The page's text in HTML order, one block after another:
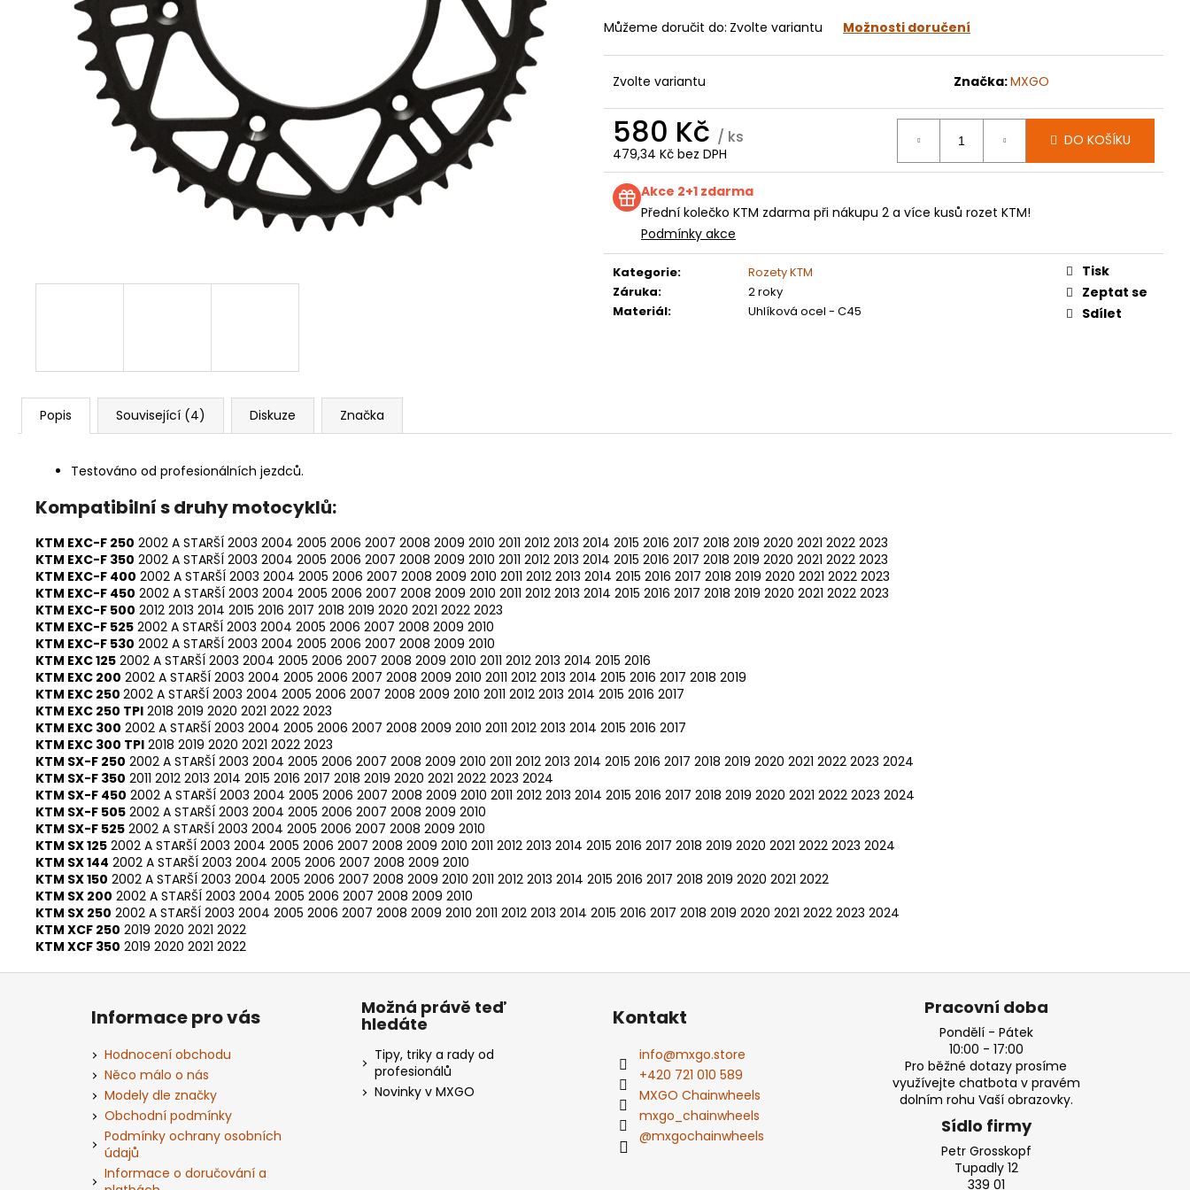
Můžeme doručit do: Zvolte variantu Možnosti doručení
Zvolte variantu Značka:MXGO
580 Kč / ks
479,34 Kč bez DPH
Měrná
cena:
DO KOŠÍKU
Akce 2+1 zdarma
Přední kolečko KTM zdarma při nákupu 2 a více kusů rozet KTM!
Podmínky akce
Kategorie:
Rozety KTM
Záruka:
2 roky
Materiál: Uhlíková ocel - C45
Tisk
Zeptat se
Sdílet
Popis Související (4) Diskuze Značka
Testováno od profesionálních jezdců.
Kompatibilní s druhy motocyklů:
KTM EXC-F 250 2002 A STARŠÍ 2003 2004 2005 2006 2007 2008 2009 2010 2011 2012 2013 2014 2015 2016 2017 2018 2019 2020 2021 2022 2023
KTM EXC-F 350 2002 A STARŠÍ 2003 2004 2005 2006 2007 2008 2009 2010 2011 2012 2013 2014 2015 2016 2017 2018 2019 2020 2021 2022 2023
KTM EXC-F 400 2002 A STARŠÍ 2003 2004 2005 2006 2007 2008 2009 2010 2011 2012 2013 2014 2015 2016 2017 2018 2019 2020 2021 2022 2023
KTM EXC-F 450 2002 A STARŠÍ 2003 2004 2005 2006 2007 2008 2009 2010 2011 2012 2013 2014 2015 2016 2017 2018 2019 2020 2021 2022 2023
KTM EXC-F 500 2012 2013 2014 2015 2016 2017 2018 2019 2020 2021 2022 2023
KTM EXC-F 525 2002 A STARŠÍ 2003 2004 2005 2006 2007 2008 2009 2010
KTM EXC-F 530 2002 A STARŠÍ 2003 2004 2005 2006 2007 2008 2009 2010
KTM EXC 125 2002 A STARŠÍ 2003 2004 2005 2006 2007 2008 2009 2010 2011 2012 2013 2014 2015 2016
KTM EXC 200 2002 A STARŠÍ 2003 2004 2005 2006 2007 2008 2009 2010 2011 2012 2013 2014 2015 2016 2017 2018 2019
KTM EXC 250 2002 A STARŠÍ 2003 2004 2005 2006 2007 2008 2009 2010 2011 2012 2013 2014 2015 2016 2017
KTM EXC 250 TPI 2018 2019 2020 2021 2022 2023
KTM EXC 300 2002 A STARŠÍ 2003 2004 2005 2006 2007 2008 2009 2010 2011 2012 2013 2014 2015 2016 2017
KTM EXC 300 TPI 2018 2019 2020 2021 2022 2023
KTM SX-F 250 2002 A STARŠÍ 2003 2004 2005 2006 2007 2008 2009 2010 2011 2012 2013 2014 2015 2016 2017 2018 2019 2020 2021 2022 2023 2024
KTM SX-F 350 2011 2012 2013 2014 2015 2016 2017 2018 2019 2020 2021 2022 2023 2024
KTM SX-F 450 2002 A STARŠÍ 2003 2004 2005 2006 2007 2008 2009 2010 2011 2012 2013 2014 2015 2016 2017 2018 2019 2020 2021 2022 2023 2024
KTM SX-F 505 2002 A STARŠÍ 2003 2004 2005 2006 2007 2008 2009 2010
KTM SX-F 525 2002 A STARŠÍ 2003 2004 2005 2006 2007 2008 2009 2010
KTM SX 125 2002 A STARŠÍ 2003 2004 2005 2006 2007 2008 2009 2010 2011 2012 2013 2014 2015 2016 2017 2018 2019 2020 2021 2022 2023 2024
KTM SX 144 2002 A STARŠÍ 2003 2004 2005 2006 2007 2008 2009 2010
KTM SX 150 2002 A STARŠÍ 2003 2004 2005 2006 2007 2008 2009 2010 2011 2012 2013 2014 2015 2016 2017 2018 2019 2020 2021 2022
KTM SX 200 2002 A STARŠÍ 2003 2004 2005 2006 2007 2008 2009 2010
KTM SX 250 2002 A STARŠÍ 2003 2004 2005 2006 2007 2008 2009 2010 2011 2012 2013 2014 2015 2016 2017 2018 2019 2020 2021 2022 2023 2024
KTM XCF 250 2019 2020 2021 2022
KTM XCF 350 2019 2020 2021 2022
KOLEČKO FANTIC XXF 450 (22-24) E427
199 Kč
KOLEČKO FANTIC XXF 250 (22-24) E250
199 Kč
199 Kč
Z
Informace pro vás
Hodnocení obchodu
Něco málo o nás
Modely dle značky
Obchodní podmínky
Podmínky ochrany osobních
údajů
Informace o doručování a
Možná právě teď
hledáte
Tipy, triky a rady od
profesionálů
Novinky v MXGO
Kontakt
info@mxgo.store
+420 721 010 589
MXGO Chainwheels
mxgo_chainwheels
@mxgochainwheels
Pracovní doba
Pondělí - Pátek
10:00 - 17:00
Pro běžné dotazy prosíme
využívejte chatbota v pravém
dolním rohu Vaší obrazovky.
Sídlo firmy
Petr Grosskopf
Tupadly 12
339 01